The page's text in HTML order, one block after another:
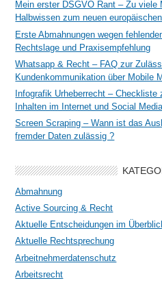
Mein erster DSGVO Rant – Zu viele
Halbwissen zum neuen
Erste Abmahnungen wegen
Rechtslage und Praxisempfehlung
Whatsapp & Recht – FAQ zur
Kundenkommunikation über Mobile
Infografik Urheberrecht –
Inhalten im Internet und Social
Screen Scraping – Wann ist das
fremder Daten zulässig ?
Abmahnung
Active Sourcing & Recht
Aktuelle Entscheidungen im
Aktuelle Rechtsprechung
Arbeitnehmerdatenschutz
Arbeitsrecht